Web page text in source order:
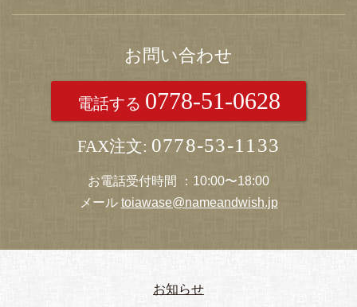
お問い合わせ
電話する 0778-51-0628
FAX注文: 0778-53-1133
お電話受付時間 ：10:00〜18:00
メール toiawase@nameandwish.jp
お知らせ